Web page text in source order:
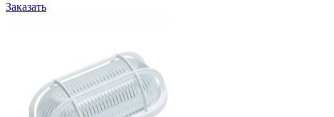
Заказать